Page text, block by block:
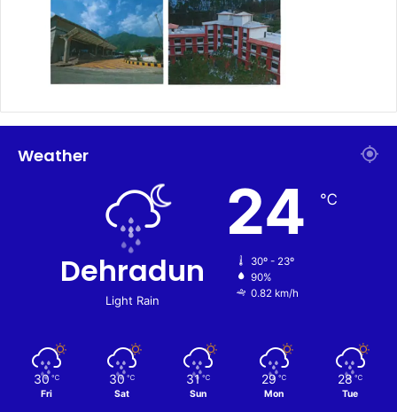
Weather
Dehradun
Light Rain
24 ℃
30º - 23º
90%
0.82 km/h
30 ℃
Fri
30 ℃
Sat
31 ℃
Sun
29 ℃
Mon
28 ℃
Tue